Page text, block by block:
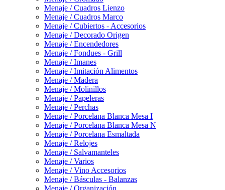
Menaje / Cuadros Lienzo
Menaje / Cuadros Marco
Menaje / Cubiertos - Accesorios
Menaje / Decorado Origen
Menaje / Encendedores
Menaje / Fondues - Grill
Menaje / Imanes
Menaje / Imitación Alimentos
Menaje / Madera
Menaje / Molinillos
Menaje / Papeleras
Menaje / Perchas
Menaje / Porcelana Blanca Mesa I
Menaje / Porcelana Blanca Mesa N
Menaje / Porcelana Esmaltada
Menaje / Relojes
Menaje / Salvamanteles
Menaje / Varios
Menaje / Vino Accesorios
Menaje / Básculas - Balanzas
Menaje / Organización